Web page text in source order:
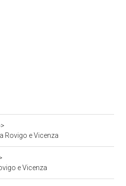
Rovigo e Vicenza
e Vicenza